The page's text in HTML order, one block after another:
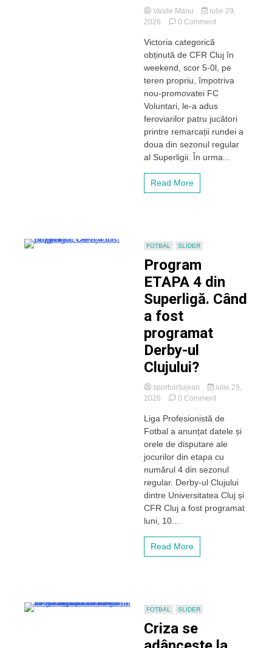
Vasile Manu
iulie 29,
2026
0 Commenton
a
doua,
dominată
patru
jucători
ai
lui
CFR
Victoria categorică
obținută de CFR Cluj în
weekend, scor 5-0l, pe
teren propriu, împotriva
nou-promovatei FC
Voluntari, le-a adus
feroviarilor patru jucători
printre remarcații rundei a
doua din sezonul regular
al Superligii. În urma...
Read More
FOTBAL SLIDER
Program
ETAPA 4 din
Superligă. Când
a fost
programat
Derby-ul
Clujului?
sportulclujean
iulie 29,
2026
0 Commenton
ETAPA
4
din
a
fost
programat
Derby-
Liga Profesionistă de
Fotbal a anunțat datele și
orele de disputare ale
jocurilor din etapa cu
numărul 4 din sezonul
regular. Derby-ul Clujului
dintre Universitatea Cluj și
CFR Cluj a fost programat
luni, 10...
Read More
FOTBAL SLIDER
Criza se